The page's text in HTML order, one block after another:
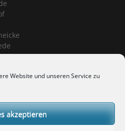
Website und unseren Service zu
akzeptieren
Ermsinghausen